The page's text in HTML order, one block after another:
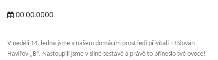
00.00.0000
V neděli 14. ledna jsme v našem domácím prostředí přivítali TJ Slovan
Havířov „B“. Nastoupili jsme v silné sestavě a právě to přineslo své ovoce!